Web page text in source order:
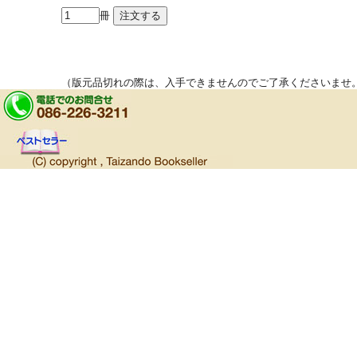
冊
（版元品切れの際は、入手できませんのでご了承くださいませ